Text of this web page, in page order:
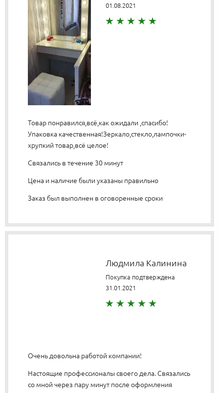
01.08.2021
Товар понравился,всё,как ожидали ,спасибо!
Упаковка качественная!Зеркало,стекло,лампочки-
хрупкий товар,всё целое!
Связались в течение 30 минут
Цена и наличие были указаны правильно
Заказ был выполнен в оговоренные сроки
Людмила Калинина
Покупка подтверждена
31.01.2021
Очень довольна работой компании!
Настоящие профессионалы своего дела. Связались
со мной через пару минут после оформления